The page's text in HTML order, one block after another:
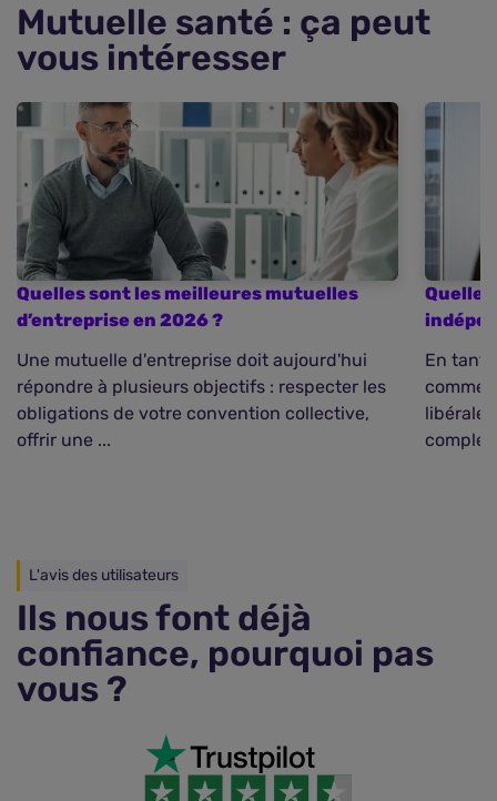
Mutuelle santé : ça peut
vous intéresser
Quelles sont les meilleures mutuelles
d’entreprise en 2026 ?
Une mutuelle d'entreprise doit aujourd'hui
répondre à plusieurs objectifs : respecter les
obligations de votre convention collective,
offrir une ...
Quelle
En tant
libérale,
L'avis des utilisateurs
Ils nous font déjà
confiance, pourquoi pas
vous ?